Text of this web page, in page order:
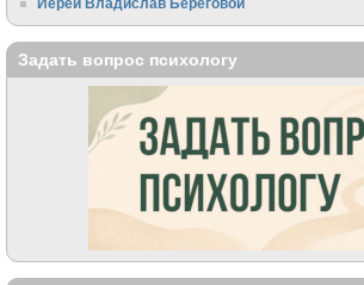
Иерей Владислав Береговой
Задать вопрос психологу